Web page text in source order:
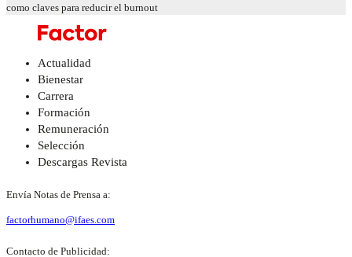
como claves para reducir el burnout
Actualidad
Bienestar
Carrera
Formación
Remuneración
Selección
Descargas Revista
Envía Notas de Prensa a:
factorhumano@ifaes.com
Contacto de Publicidad: